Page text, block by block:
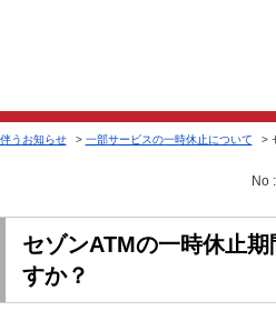
うお知らせ > 一部サービスの一時休止について >
No
セゾンATMの一時休止
すか？